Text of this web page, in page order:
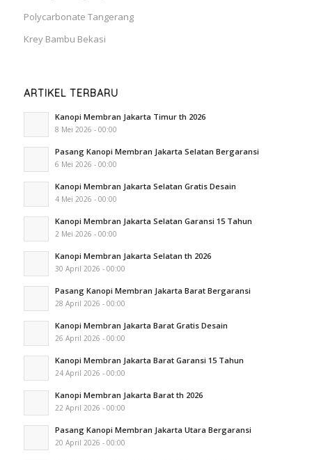
Polycarbonate Tangerang
Krey Bambu Bekasi
ARTIKEL TERBARU
Kanopi Membran Jakarta Timur th 2026
8 Mei 2026 - 00:00
Pasang Kanopi Membran Jakarta Selatan Bergaransi
6 Mei 2026 - 00:00
Kanopi Membran Jakarta Selatan Gratis Desain
4 Mei 2026 - 00:00
Kanopi Membran Jakarta Selatan Garansi 15 Tahun
2 Mei 2026 - 00:00
Kanopi Membran Jakarta Selatan th 2026
30 April 2026 - 00:00
Pasang Kanopi Membran Jakarta Barat Bergaransi
28 April 2026 - 00:00
Kanopi Membran Jakarta Barat Gratis Desain
26 April 2026 - 00:00
Kanopi Membran Jakarta Barat Garansi 15 Tahun
24 April 2026 - 00:00
Kanopi Membran Jakarta Barat th 2026
22 April 2026 - 00:00
Pasang Kanopi Membran Jakarta Utara Bergaransi
20 April 2026 - 00:00